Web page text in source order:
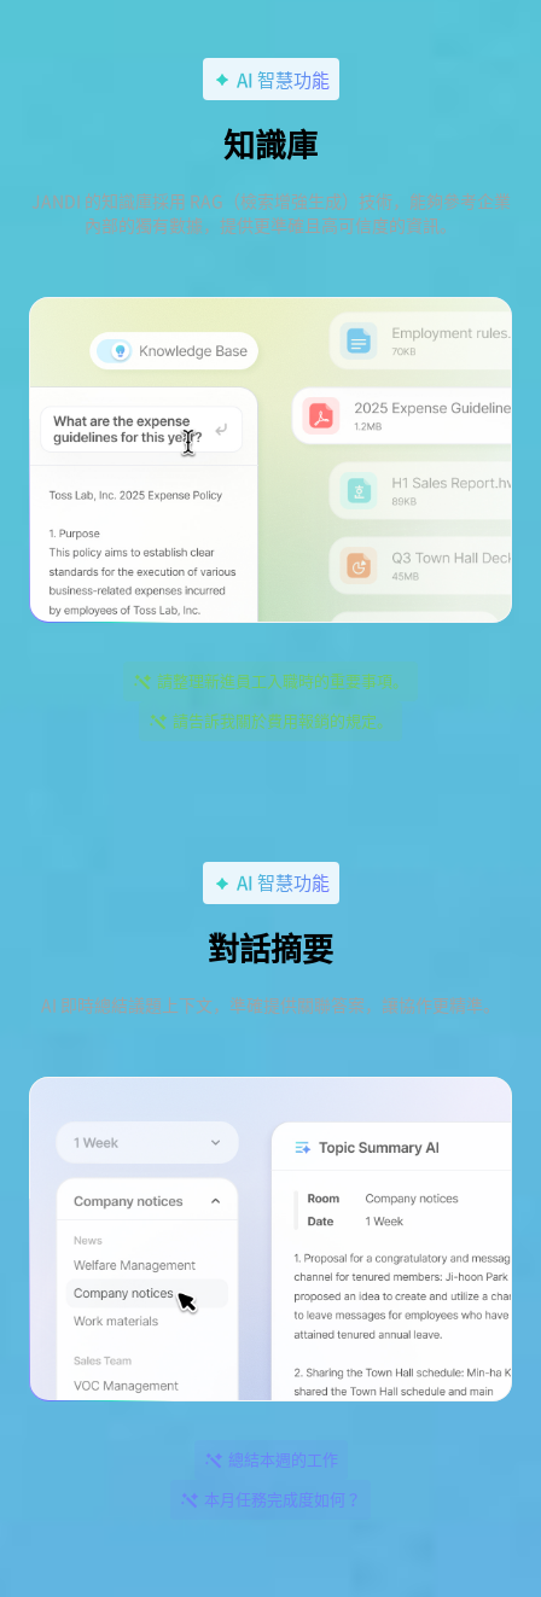
AI 智慧功能
知識庫
JANDI 的知識庫採用 RAG（檢索增強生成）技術，能夠參考企業
內部的獨有數據，提供更準確且高可信度的資訊。
請整理新進員工入職時的重要事項。
請告訴我關於費用報銷的規定。
AI 智慧功能
對話摘要
AI 即時總結議題上下文，準確提供關聯答案，讓協作更精準。
總結本週的工作
本月任務完成度如何？